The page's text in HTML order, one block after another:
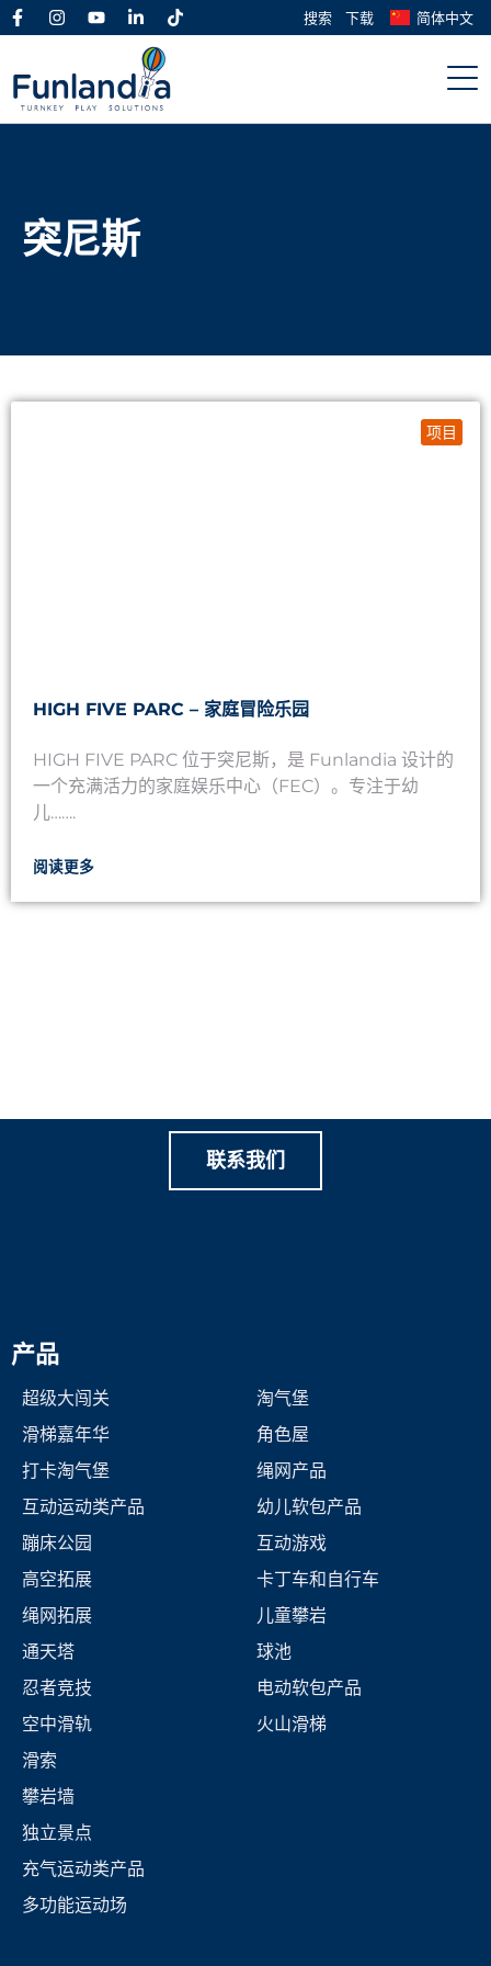
搜索 下载 简体中文
突尼斯
HIGH FIVE PARC – 家庭冒险乐园
HIGH FIVE PARC 位于突尼斯，是 Funlandia 设计的
一个充满活力的家庭娱乐中心（FEC）。专注于幼
儿…….
阅读更多
项目
联系我们
产品
超级大闯关
滑梯嘉年华
打卡淘气堡
互动运动类产品
蹦床公园
高空拓展
绳网拓展
通天塔
忍者竞技
空中滑轨
滑索
攀岩墙
独立景点
充气运动类产品
多功能运动场
淘气堡
角色屋
绳网产品
幼儿软包产品
互动游戏
卡丁车和自行车
儿童攀岩
球池
电动软包产品
火山滑梯